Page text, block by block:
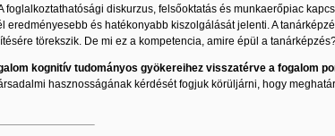
foglalkoztathatósági diskurzus, felsőoktatás és munkaerőpiac
eredményesebb és hatékonyabb kiszolgálását jelenti. A
törekszik. De mi ez a kompetencia, amire épül a
kognitív tudományos gyökereihez visszatérve a fogalom
hasznosságának kérdését fogjuk körüljárni, hogy